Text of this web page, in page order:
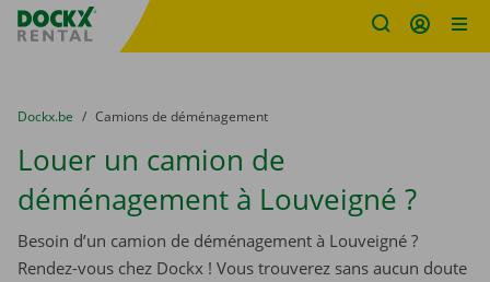
sitename
You are here:
du
Dockx.be to
Camions de déménagement
Louer un camion de
déménagement à Louveigné ?
Besoin d’un camion de déménagement à Louveigné ?
Rendez-vous chez Dockx ! Vous trouverez sans aucun doute